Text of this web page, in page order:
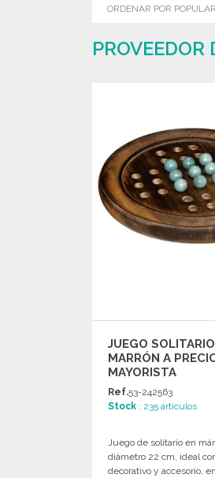
PROVEEDOR
JUEGO
MARRÓN A
MAYORISTA
Ref.53-242563
Stock : 235 artículos
Juego de solitario en
diámetro 22 cm, ideal
decorativo y accesorio,